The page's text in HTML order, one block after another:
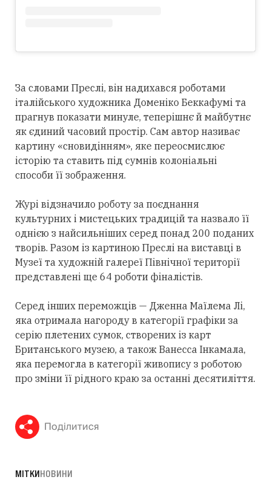
За словами Преслі, він надихався роботами
італійського художника Доменіко Беккафумі та
прагнув показати минуле, теперішнє й майбутнє
як єдиний часовий простір. Сам автор називає
картину «сновидінням», яке переосмислює
історію та ставить під сумнів колоніальні
способи її зображення.
Журі відзначило роботу за поєднання
культурних і мистецьких традицій та назвало її
однією з найсильніших серед понад 200 поданих
творів. Разом із картиною Преслі на виставці в
Музеї та художній галереї Північної території
представлені ще 64 роботи фіналістів.
Серед інших переможців — Дженна Маїлема Лі,
яка отримала нагороду в категорії графіки за
серію плетених сумок, створених із карт
Британського музею, а також Ванесса Інкамала,
яка перемогла в категорії живопису з роботою
про зміни її рідного краю за останні десятиліття.
Поділитися
МІТКИНОВИНИ